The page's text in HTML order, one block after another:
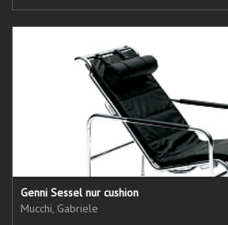
Genni Sessel nur cushion
Mucchi, Gabriele